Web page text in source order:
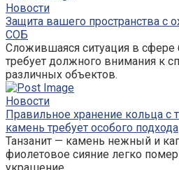
Новости
Защита вашего пространства с
СОБ
Сложившаяся ситуация в сфере
требует должного внимания к
различных объектов.
Новости
Правильное хранение кольца с
камень требует особого подхода
Танзанит — камень нежный и
фиолетовое сияние легко